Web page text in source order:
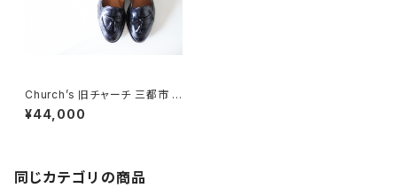
Church’s 旧チャーチ 三都市 タ
ッセルローファー Keats 95 F
¥44,000
同じカテゴリの商品